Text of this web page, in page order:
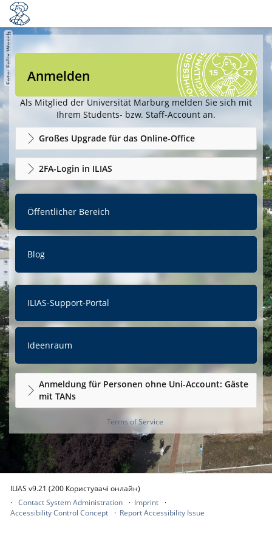
Anmelden
Als Mitglied der Universität Marburg melden Sie sich mit
Ihrem Students- bzw. Staff-Account an.
Großes Upgrade für das Online-Office
2FA-Login in ILIAS
Öffentlicher Bereich
Blog
ILIAS-Support-Portal
Ideenraum
Anmeldung für Personen ohne Uni-Account: Gäste
mit TANs
Terms of Service
ILIAS v9.21 (200 Користувачі онлайн)
Contact System Administration
Imprint
Accessibility Control Concept
Report Accessibility Issue